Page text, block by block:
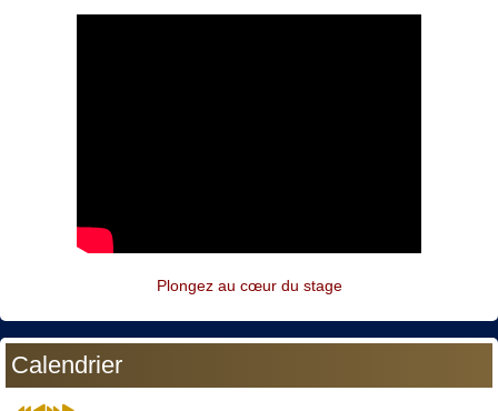
Plongez au cœur du stage
Calendrier